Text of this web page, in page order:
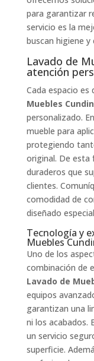
para garantizar
servicio es la
buscan higiene y
Lavado de
atención
Cada espacio
Muebles
personalizado.
mueble para
protegiendo
original. De esta
duraderos que
clientes.
comodidad de
diseñado
Tecnología y
Muebles
Uno de los
combinación de
Lavado de
equipos
garantizan una
ni los acabados.
un servicio
superficie.